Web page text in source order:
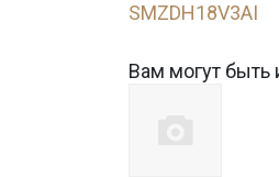
SMZDH18V3AI
Вам могут быть